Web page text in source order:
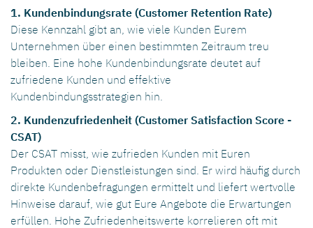
1. Kundenbindungsrate (Customer Retention Rate)
Diese Kennzahl gibt an, wie viele Kunden Eurem
Unternehmen über einen bestimmten Zeitraum treu
bleiben. Eine hohe Kundenbindungsrate deutet auf
zufriedene Kunden und effektive
Kundenbindungsstrategien hin.
2. Kundenzufriedenheit (Customer Satisfaction Score -
CSAT)
Der CSAT misst, wie zufrieden Kunden mit Euren
Produkten oder Dienstleistungen sind. Er wird häufig durch
direkte Kundenbefragungen ermittelt und liefert wertvolle
Hinweise darauf, wie gut Eure Angebote die Erwartungen
erfüllen. Hohe Zufriedenheitswerte korrelieren oft mit